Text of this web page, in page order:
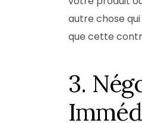
autre chose
que cette
3.